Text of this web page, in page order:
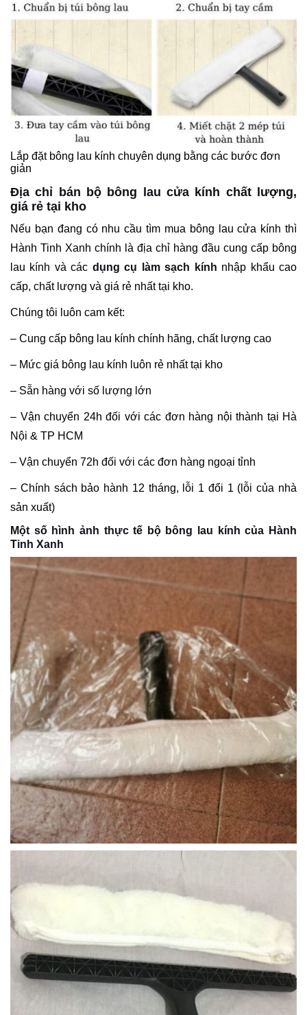
Lắp đặt bông lau kính chuyên dụng bằng các bước đơn
giản
Địa chỉ bán bộ bông lau cửa kính chất lượng,
giá rẻ tại kho
Nếu bạn đang có nhu cầu tìm mua bông lau cửa kính thì
Hành Tinh Xanh chính là địa chỉ hàng đầu cung cấp bông
lau kính và các dụng cụ làm sạch kính nhập khẩu cao
cấp, chất lượng và giá rẻ nhất tại kho.
Chúng tôi luôn cam kết:
– Cung cấp bông lau kính chính hãng, chất lượng cao
– Mức giá bông lau kính luôn rẻ nhất tại kho
– Sẵn hàng với số lượng lớn
– Vận chuyển 24h đối với các đơn hàng nội thành tại Hà
Nội & TP HCM
– Vận chuyển 72h đối với các đơn hàng ngoại tỉnh
– Chính sách bảo hành 12 tháng, lỗi 1 đổi 1 (lỗi của nhà
sản xuất)
Một số hình ảnh thực tế bộ bông lau kính của Hành
Tinh Xanh